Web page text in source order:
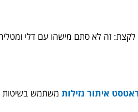
לקצת: זה לא סתם מישהו עם דלי
איתור נזילות משתמש בשיטות